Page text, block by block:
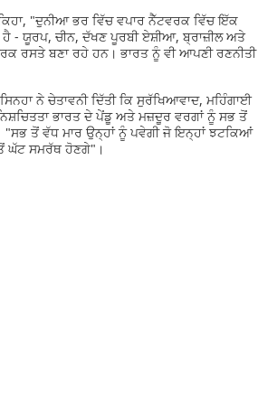
"ਦੁਨੀਆ ਭਰ ਵਿੱਚ ਵਪਾਰ ਨੈੱਟਵਰਕ ਵਿੱਚ ਇੱਕ
- ਯੂਰਪ, ਚੀਨ, ਦੱਖਣ ਪੂਰਬੀ ਏਸ਼ੀਆ, ਬ੍ਰਾਜ਼ੀਲ ਅਤੇ
ਰਸਤੇ ਬਣਾ ਰਹੇ ਹਨ। ਭਾਰਤ ਨੂੰ ਵੀ ਆਪਣੀ ਰਣਨੀਤੀ
ਨੇ ਚੇਤਾਵਨੀ ਦਿੱਤੀ ਕਿ ਸੁਰੱਖਿਆਵਾਦ, ਮਹਿੰਗਾਈ
ਭਾਰਤ ਦੇ ਪੇਂਡੂ ਅਤੇ ਮਜ਼ਦੂਰ ਵਰਗਾਂ ਨੂੰ ਸਭ ਤੋਂ
"ਸਭ ਤੋਂ ਵੱਧ ਮਾਰ ਉਨ੍ਹਾਂ ਨੂੰ ਪਵੇਗੀ ਜੋ ਇਨ੍ਹਾਂ ਝਟਕਿਆਂ
ਘੱਟ ਸਮਰੱਥ ਹੋਣਗੇ"।